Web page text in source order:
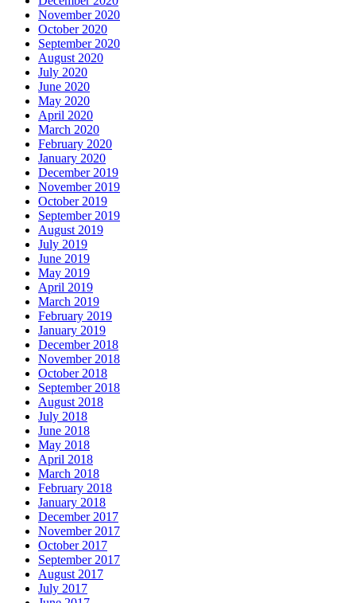
November 2020
October 2020
September 2020
August 2020
July 2020
June 2020
May 2020
April 2020
March 2020
February 2020
January 2020
December 2019
November 2019
October 2019
September 2019
August 2019
July 2019
June 2019
May 2019
April 2019
March 2019
February 2019
January 2019
December 2018
November 2018
October 2018
September 2018
August 2018
July 2018
June 2018
May 2018
April 2018
March 2018
February 2018
January 2018
December 2017
November 2017
October 2017
September 2017
August 2017
July 2017